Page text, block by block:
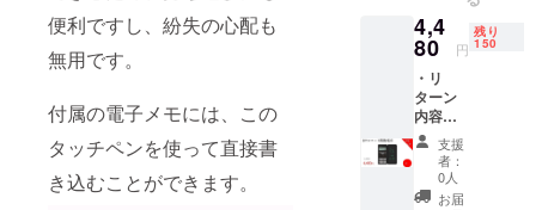
便利ですし、紛失の心配も
無用です。
付属の電子メモには、この
タッチペンを使って直接書
き込むことができます。
す。
ます。
ご了承
上でご
支援頂
けます
様お願
い致し
ます。
2023年
支援に
より量
産効率
が向上
した場
合、正
規販売
価格が
販売予
定価格
料込み
の金額
になり
ます。
※ご注文
状況、
使用部
材の供
給状
況、製
4,4
80 円
残り
150
・リ
ターン
内容：
DIYス
マート
関数電
卓x 1
支援
者：
0人
お届